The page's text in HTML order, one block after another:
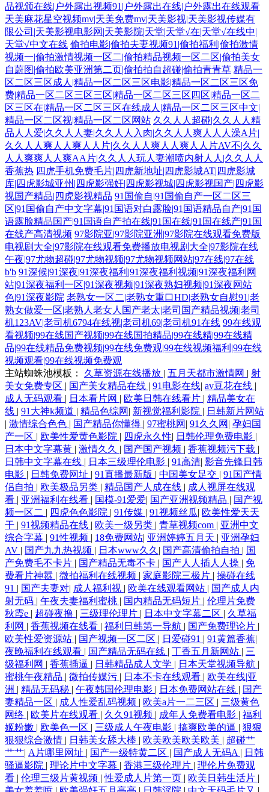
品视颁在线|户外露出视频91|户外露出在线|户外露出在线观看
天美麻花星空视频mv|天美免费mv|天美影视|天美影视传媒有
限公司|天美影视电影网|天美影院|天堂|天堂√在|天堂√在线中|
天堂√中文在线 偷拍电影|偷拍夫妻视频91|偷拍福利|偷拍激情
视频一|偷拍激情视频一区二|偷拍精品视频一区二区|偷拍美女
自蔚图|偷拍欧美亚洲第二页|偷拍拍自超碰|偷拍青青草 精品一
区二区三区成人|精品一区二区三区电影|精品一区二区三区免
费|精品一区二区三区三区|精品一区二区三区四区|精品一区二
区三区在|精品一区二区三区在线成人|精品一区二区三区中文|
精品一区二区视|精品一区二区网站 久久人人超碰|久久人人精
品人人爱|久久人人妻|久久人人入肉|久久人人爽人人人澡A片|
久久人人爽人人爽人人片|久久人人爽人人爽人人片AV不|久久
人人爽爽人人爽AA片|久久人人玩人妻潮喷内射人人|久久人人
香蕉热 四虎手机免费毛片|四虎新地址|四虎影城AT|四虎影城
库|四虎影城亚州|四虎影强奸|四虎影视城|四虎影视国产|四虎影
视国产精品|四虎影视精品 91国偷自|91国偷自产一区二区三
区|91国偷自产中文字幕|91国语对白露脸|91国语精品自产|91国
语露脸精品国产|91国语自产拍在线|91国在线|91国在线产|91国
在线产高清视频 97影院亚|97影院亚洲|97影院在线观看免费版
电视剧大全|97影院在线观看免费播放电视剧大全|97影院在线
午夜|97尤物超碰|97尤物视频|97尤物视频网站|97在线|97在线
b'b 91深候|91深夜|91深夜福利|91深夜福利视频|91深夜福利网
站|91深夜福利一区|91深夜视频|91深夜熟妇视频|91深夜网站
色|91深夜影院 老熟女一区二|老熟女重口HD|老熟女自慰91|老
熟女做爱一区|老熟人老女人国产老太|老司国产精品视频|老司
机123AV|老司机6794在线视|老司机69|老司机91在线 99在线观
看视频|99在线国产视频|99在线国拍精品|99在线精|99在线精
品|99在线精品免费视频|99在线免费观|99在线视频福利|99在线
视频观看|99在线视频免费观
主站蜘蛛池模板： 久草资源在线播放 | 五月天都市激情网 | 射
美女免费专区 | 国产美女精品在线 | 91电影在线| av豆花在线 |
成人无码观看 | 日本看片网 | 欧美日韩在线看片 | 精品美女在
线 | 91大神k频道 | 精品色综网 | 新视觉福利影院 | 日韩新片网站
| 激情综合色色 | 国产精品你懂得 | 97蜜桃网 | 91久久网 | 孕妇国
产一区 | 欧美性爱黄色影院 | 四虎永久性| 日韩伦理免费电影 |
日本中文字幕黄 | 激情久久 | 国产国产视频 | 香蕉视频污下载 |
日韩中文字幕在线 | 日本三级理伦电影 | 91高清| 影音先锋日韩
电影 | 日韩免费网址 | 91直播最新版 | 中国美女足交 | 91国产情
侣自拍 | 欧美极品另类 | 精品国产人成在线 | 成人视屏在线观
看 | 亚洲福利在线看 | 国模-91爱爱| 国产亚洲视频精品 | 国产视
频一区二 | 四虎色色影院 | 91传媒 | 91视频丝瓜| 欧美性爱天天
干 | 91视频精品在线 | 欧美一级另类 | 青草视频com | 亚洲中文
综合字幕 | 91性视频 | 18免费网站| 亚洲婷婷五月天 | 亚洲孕妇
AV | 国产九九热视频 | 日本www久久 | 国产高清偷拍自拍 | 国
产免费毛不卡片 | 国产精品无毒不卡 | 国产人人插人人操 | 免
费看片神嚣 | 微拍福利在线视频 | 家庭影院三极片 | 操碰在线
91 | 国产夫妻对| 成人福利视 | 欧美在线观看网站 | 国产成人内
射无码 | 午夜夫妻福利蜜桃 | 国内精品无码短片 | 伦理片免费
秋霞e | 超碰夜撸 | 三级理伦理片 | 日本中文字幕二区 | 久草福
利网 | 香蕉视频在线看 | 福利日韩第一导航 | 国产免费理论片 |
欧美性爱资源站 | 国产视频一区二区 | 日爱碰91 | 91黄篇香蕉|
夜晚福利在线观看 | 国产精品无码在线 | 丁香五月新网站 | 三
级福利网 | 香蕉插逼 | 日韩精品成人文学 | 日本天堂视频导航 |
蜜桃午夜精品 | 微拍传媒污 | 日本不卡在线观看 | 欧美在线|亚
洲 | 精品无码秘 | 午夜韩国伦理电影 | 日本免费网站在线 | 国产
妻精品一区 | 成人性爱乱码视频 | 欧美a片一二三区 | 三级黄色
网络 | 欧美片在线观看 | 久久91视频 | 成年人免费看电影 | 福利
姬粉嫩 | 欧美色一区 | 三级成人午夜电影 | 搞爽欧美的逼 | 狠狠
狠狠综合激情 | 日韩美女舔大棒 | 欧美欧美欧美欧美 | 超碰艹
艹艹| A片哪里网址 | 国产一级特黄二区 | 国产成人无码A | 日韩
骚逼影院 | 理论片中文字幕 | 香港三级伦理片 | 理伦片免费观
看 | 伦理三级片黄视频 |性爱成人片第一页 | 欧美日韩生活片 |